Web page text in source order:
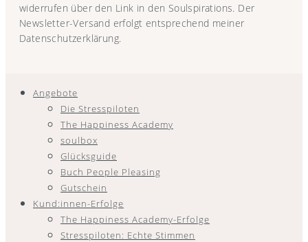
widerrufen über den Link in den Soulspirations. Der
Newsletter-Versand erfolgt entsprechend meiner
Datenschutzerklärung.
Angebote
Die Stresspiloten
The Happiness Academy
soulbox
Glücksguide
Buch People Pleasing
Gutschein
Kund:innen-Erfolge
The Happiness Academy-Erfolge
Stresspiloten: Echte Stimmen